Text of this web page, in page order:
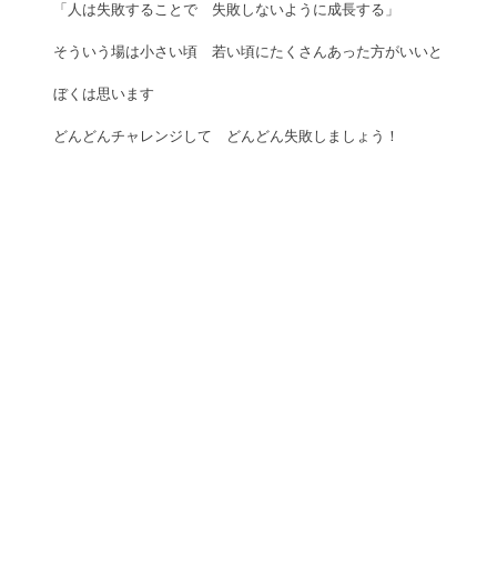
「人は失敗することで　失敗しないように成長する」
そういう場は小さい頃　若い頃にたくさんあった方がいいと
ぼくは思います
どんどんチャレンジして　どんどん失敗しましょう！